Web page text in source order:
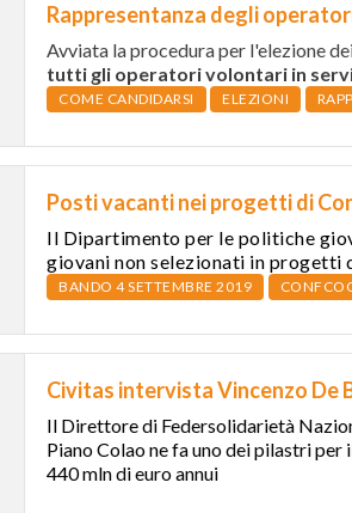
Rappresentanza degli
Avviata la procedura per l'elezione
tutti gli operatori volontari in
COME CANDIDARSI ELEZIONI
Posti vacanti nei progetti di
Il Dipartimento per le politiche
giovani non selezionati in progetti
BANDO 4 SETTEMBRE 2019
Civitas intervista Vincenzo De
Il Direttore di Federsolidarietà
Piano Colao ne fa uno dei pilastri
440 mln di euro annui